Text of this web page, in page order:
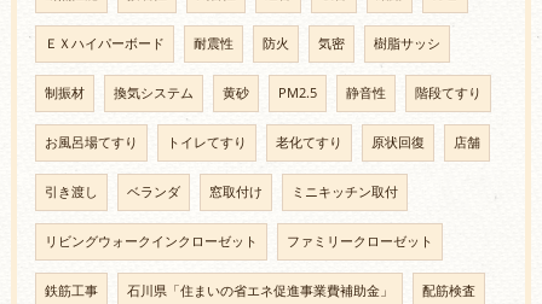
ＥＸハイパーボード 耐震性 防火 気密 樹脂サッシ
制振材 換気システム 黄砂 PM2.5 静音性 階段てすり
お風呂場てすり トイレてすり 老化てすり 原状回復 店舗
引き渡し ベランダ 窓取付け ミニキッチン取付
リビングウォークインクローゼット ファミリークローゼット
鉄筋工事 石川県「住まいの省エネ促進事業費補助金」 配筋検査